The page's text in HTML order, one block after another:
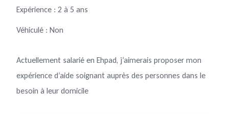
Expérience : 2 à 5 ans
Véhiculé : Non
Actuellement salarié en Ehpad, j’aimerais proposer mon
expérience d’aide soignant auprès des personnes dans le
besoin à leur domicile